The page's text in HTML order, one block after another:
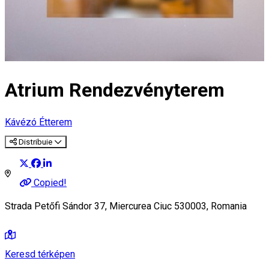
Atrium Rendezvényterem
Kávézó Étterem
Distribuie
Copied!
Strada Petőfi Sándor 37, Miercurea Ciuc 530003, Romania
Keresd térképen